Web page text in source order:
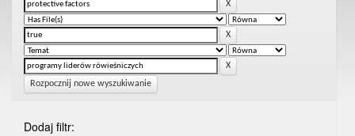
Rozpocznij nowe wyszukiwanie
Dodaj filtr: